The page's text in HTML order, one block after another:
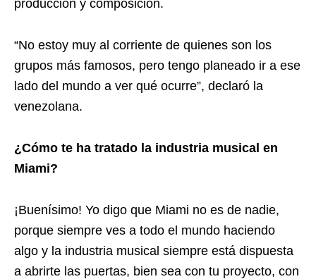
producción y composición.
“No estoy muy al corriente de quienes son los
grupos más famosos, pero tengo planeado ir a ese
lado del mundo a ver qué ocurre”, declaró la
venezolana.
¿Cómo te ha tratado la industria musical en
Miami?
¡Buenísimo! Yo digo que Miami no es de nadie,
porque siempre ves a todo el mundo haciendo
algo y la industria musical siempre está dispuesta
a abrirte las puertas, bien sea con tu proyecto, con